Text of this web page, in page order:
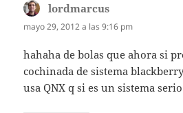
lordmarcus
mayo 29, 2012 a las 9:16 pm
hahaha de bolas que ahora si
cochinada de sistema
usa QNX q si es un sistema